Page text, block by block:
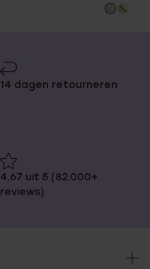
14 dagen retourneren
4,67 uit 5 (82.000+
reviews)